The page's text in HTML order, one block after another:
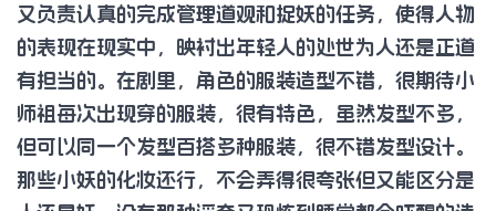
又负责认真的完成管理道观和捉妖的任务，使得人物
的表现在现实中，映衬出年轻人的处世为人还是正道
有担当的。在剧里，角色的服装造型不错，很期待小
师祖每次出现穿的服装，很有特色，虽然发型不多，
但可以同一个发型百搭多种服装，很不错发型设计。
那些小妖的化妆还行，不会弄得很夸张但又能区分是